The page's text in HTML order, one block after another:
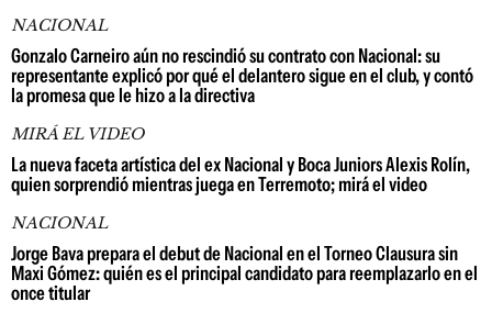
NACIONAL
Gonzalo Carneiro aún no rescindió su contrato con Nacional: su
representante explicó por qué el delantero sigue en el club, y contó
la promesa que le hizo a la directiva
MIRÁ EL VIDEO
La nueva faceta artística del ex Nacional y Boca Juniors Alexis Rolín,
quien sorprendió mientras juega en Terremoto; mirá el video
NACIONAL
Jorge Bava prepara el debut de Nacional en el Torneo Clausura sin
Maxi Gómez: quién es el principal candidato para reemplazarlo en el
once titular